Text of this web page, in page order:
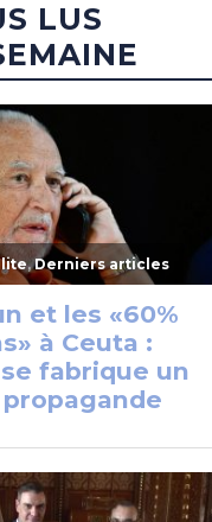
LUS